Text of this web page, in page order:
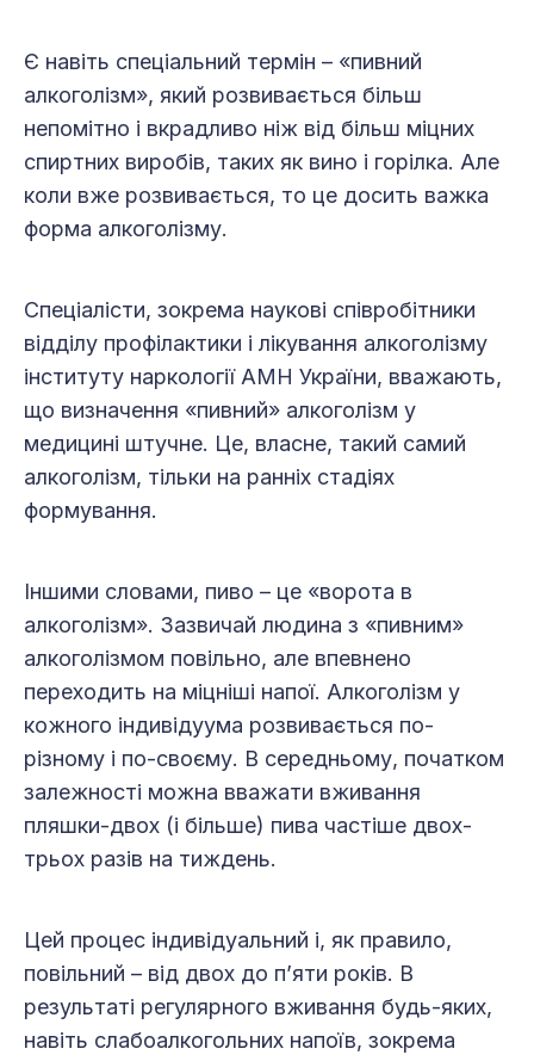
Є навіть спеціальний термін – «пивний
алкоголізм», який розвивається більш
непомітно і вкрадливо ніж від більш міцних
спиртних виробів, таких як вино і горілка. Але
коли вже розвивається, то це досить важка
форма алкоголізму.
Спеціалісти, зокрема наукові співробітники
відділу профілактики і лікування алкоголізму
інституту наркології АМН України, вважають,
що визначення «пивний» алкоголізм у
медицині штучне. Це, власне, такий самий
алкоголізм, тільки на ранніх стадіях
формування.
Іншими словами, пиво – це «ворота в
алкоголізм». Зазвичай людина з «пивним»
алкоголізмом повільно, але впевнено
переходить на міцніші напої. Алкоголізм у
кожного індивідуума розвивається по-
різному і по-своєму. В середньому, початком
залежності можна вважати вживання
пляшки-двох (і більше) пива частіше двох-
трьох разів на тиждень.
Цей процес індивідуальний і, як правило,
повільний – від двох до п’яти років. В
результаті регулярного вживання будь-яких,
навіть слабоалкогольних напоїв, зокрема